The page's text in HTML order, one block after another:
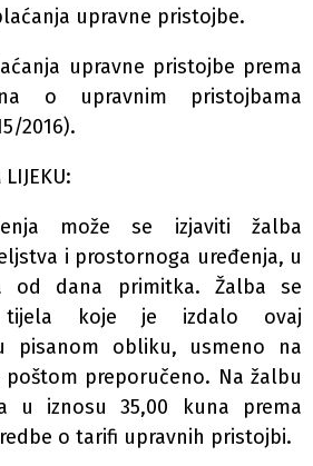
upravne pristojbe.
upravne pristojbe prema
o upravnim pristojbama
2016).
može se izjaviti žalba
i prostornoga uređenja, u
od dana primitka. Žalba se
tijela koje je izdalo ovaj
pisanom obliku, usmeno na
preporučeno. Na žalbu
u iznosu 35,00 kuna prema
o tarifi upravnih pristojbi.